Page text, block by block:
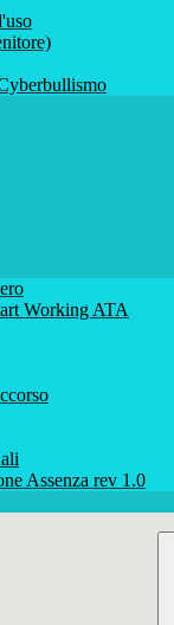
Working ATA
Assenza rev 1.0